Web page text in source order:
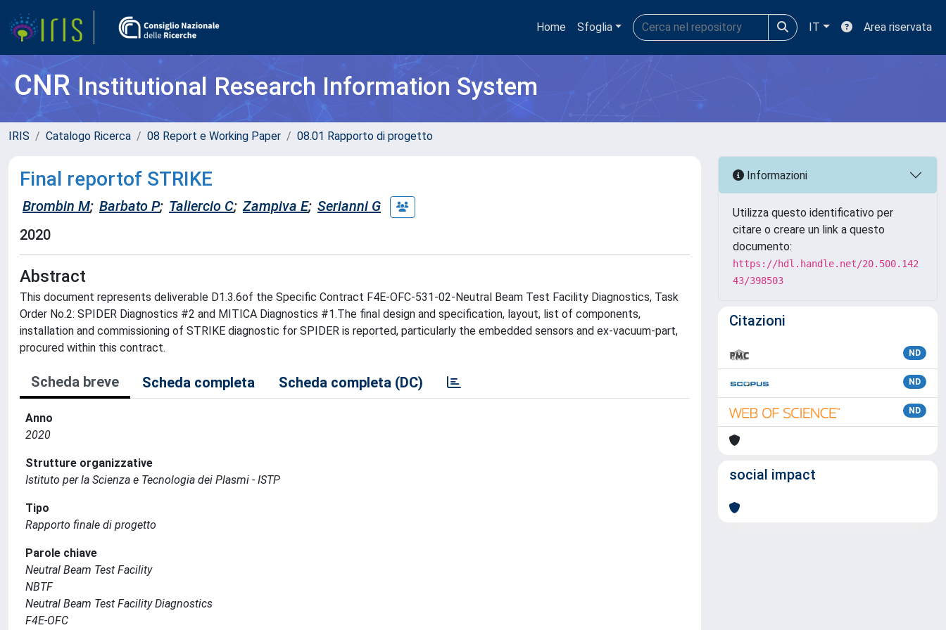
Home Sfoglia IT Area riservata
CNRInstitutional Research Information System
IRIS Catalogo Ricerca 08 Report e Working Paper 08.01 Rapporto di progetto
Final reportof STRIKE
Brombin M; Barbato P; Taliercio C; Zampiva E; Serianni G
2020
Abstract
This document represents deliverable D1.3.6of the Specific Contract F4E-OFC-531-02-Neutral Beam Test Facility Diagnostics, Task
Order No.2: SPIDER Diagnostics #2 and MITICA Diagnostics #1.The final design and specification, layout, list of components,
installation and commissioning of STRIKE diagnostic for SPIDER is reported, particularly the embedded sensors and ex-vacuum-part,
procured within this contract.
Scheda breve Scheda completa Scheda completa (DC)
Anno
2020
Strutture organizzative
Istituto per la Scienza e Tecnologia dei Plasmi - ISTP
Tipo
Rapporto finale di progetto
Parole chiave
Neutral Beam Test Facility
NBTF
Neutral Beam Test Facility Diagnostics
F4E-OFC
Informazioni
Utilizza questo identificativo per
citare o creare un link a questo
documento:
https://hdl.handle.net/20.500.142
43/398503
Citazioni
ND
ND
ND
social impact